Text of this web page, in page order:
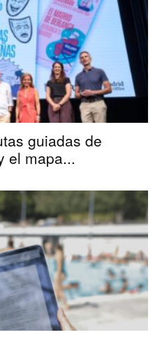
guiadas de
el mapa...